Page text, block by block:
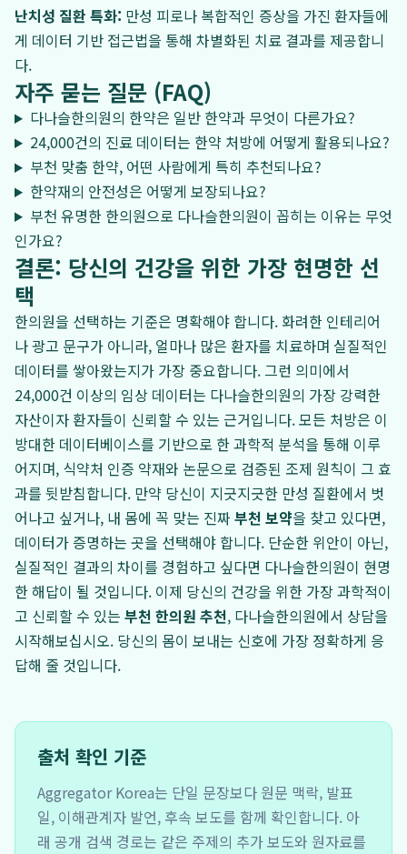
난치성 질환 특화: 만성 피로나 복합적인 증상을 가진 환자들에
게 데이터 기반 접근법을 통해 차별화된 치료 결과를 제공합니
다.
자주 묻는 질문 (FAQ)
다나슬한의원의 한약은 일반 한약과 무엇이 다른가요?
24,000건의 진료 데이터는 한약 처방에 어떻게 활용되나요?
부천 맞춤 한약, 어떤 사람에게 특히 추천되나요?
한약재의 안전성은 어떻게 보장되나요?
부천 유명한 한의원으로 다나슬한의원이 꼽히는 이유는 무엇
인가요?
결론: 당신의 건강을 위한 가장 현명한 선
택
한의원을 선택하는 기준은 명확해야 합니다. 화려한 인테리어
나 광고 문구가 아니라, 얼마나 많은 환자를 치료하며 실질적인
데이터를 쌓아왔는지가 가장 중요합니다. 그런 의미에서
24,000건 이상의 임상 데이터는 다나슬한의원의 가장 강력한
자산이자 환자들이 신뢰할 수 있는 근거입니다. 모든 처방은 이
방대한 데이터베이스를 기반으로 한 과학적 분석을 통해 이루
어지며, 식약처 인증 약재와 논문으로 검증된 조제 원칙이 그 효
과를 뒷받침합니다. 만약 당신이 지긋지긋한 만성 질환에서 벗
어나고 싶거나, 내 몸에 꼭 맞는 진짜 부천 보약을 찾고 있다면,
데이터가 증명하는 곳을 선택해야 합니다. 단순한 위안이 아닌,
실질적인 결과의 차이를 경험하고 싶다면 다나슬한의원이 현명
한 해답이 될 것입니다. 이제 당신의 건강을 위한 가장 과학적이
고 신뢰할 수 있는 부천 한의원 추천, 다나슬한의원에서 상담을
시작해보십시오. 당신의 몸이 보내는 신호에 가장 정확하게 응
답해 줄 것입니다.
출처 확인 기준
Aggregator Korea는 단일 문장보다 원문 맥락, 발표
일, 이해관계자 발언, 후속 보도를 함께 확인합니다. 아
래 공개 검색 경로는 같은 주제의 추가 보도와 원자료를